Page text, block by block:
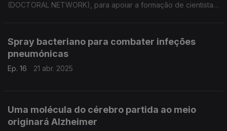
(DOCTORAL NETWORK), para apoiar a formação de cientistas
Spray bacteriano para combater infeções
pneumónicas
Ep. 16 21 abr. 2025
Uma molécula do cérebro partida ao meio
originará Alzheimer